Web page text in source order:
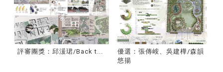
評審團獎：邱湲珺/Back t...
優選：張傳峖、吳建樺/森韻
悠揚